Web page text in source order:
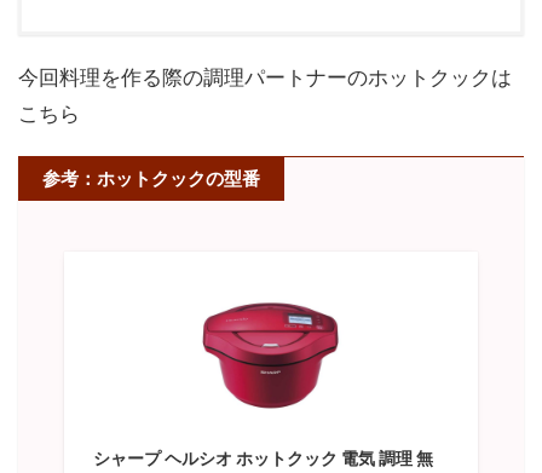
今回料理を作る際の調理パートナーのホットクックは
こちら
参考：ホットクックの型番
シャープ ヘルシオ ホットクック 電気 調理 無